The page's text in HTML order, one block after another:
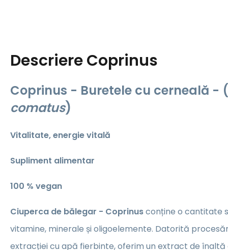
DescriereCoprinus
Coprinus - Buretele cu cerneală - (
comatus)
Vitalitate, energie vitală
Supliment alimentar
100 % vegan
Ciuperca de bălegar - Coprinusconține o cantitate
vitamine, minerale și oligoelemente. Datorită
extracției cu apă fierbinte, oferim un extract de înaltă